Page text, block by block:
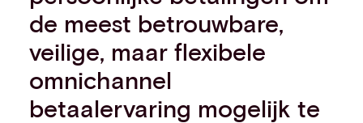
de meest betrouwbare,
veilige, maar flexibele
omnichannel
betaalervaring mogelijk te